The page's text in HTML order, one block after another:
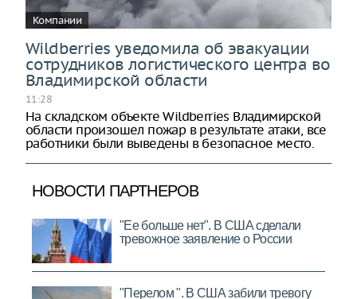
Компании
Wildberries уведомила об эвакуации
сотрудников логистического центра во
Владимирской области
11:28
На складском объекте Wildberries Владимирской
области произошел пожар в результате атаки, все
работники были выведены в безопасное место.